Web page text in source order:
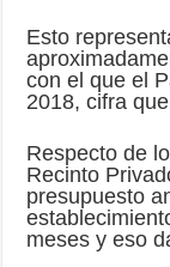
Esto
con el que el
2018, cifra
Respecto de
Recinto
presupuesto
meses y eso